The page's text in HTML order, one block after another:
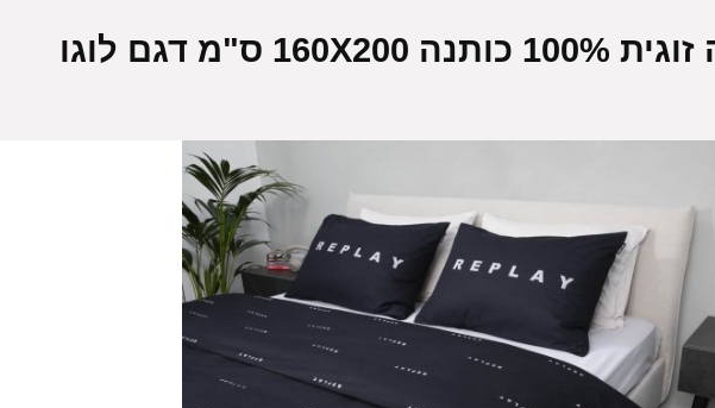
סט מצעים למיטה זוגית 100% כותנה 160X200 ס"מ דגם לוגו